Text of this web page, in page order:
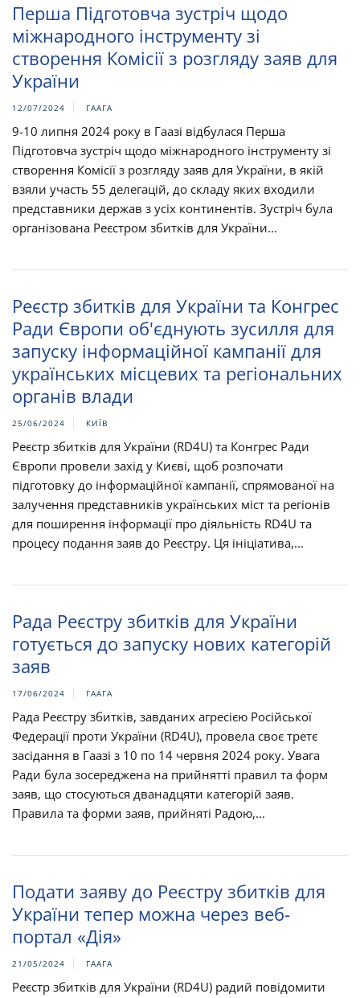
Перша Підготовча зустріч щодо
міжнародного інструменту зі
створення Комісії з розгляду заяв для
України
12/07/2024 ГААГА
9-10 липня 2024 року в Гаазі відбулася Перша
Підготовча зустріч щодо міжнародного інструменту зі
створення Комісії з розгляду заяв для України, в якій
взяли участь 55 делегацій, до складу яких входили
представники держав з усіх континентів. Зустріч була
організована Реєстром збитків для України...
Реєстр збитків для України та Конгрес
Ради Європи об'єднують зусилля для
запуску інформаційної кампанії для
українських місцевих та регіональних
органів влади
25/06/2024 КИЇВ
Реєстр збитків для України (RD4U) та Конгрес Ради
Європи провели захід у Києві, щоб розпочати
підготовку до інформаційної кампанії, спрямованої на
залучення представників українських міст та регіонів
для поширення інформації про діяльність RD4U та
процесу подання заяв до Реєстру. Ця ініціатива,...
Рада Реєстру збитків для України
готується до запуску нових категорій
заяв
17/06/2024 ГААГА
Рада Реєстру збитків, завданих агресією Російської
Федерації проти України (RD4U), провела своє третє
засідання в Гаазі з 10 по 14 червня 2024 року. Увага
Ради була зосереджена на прийнятті правил та форм
заяв, що стосуються дванадцяти категорій заяв.
Правила та форми заяв, прийняті Радою,...
Подати заяву до Реєстру збитків для
України тепер можна через веб-
портал «Дія»
21/05/2024 ГААГА
Реєстр збитків для України (RD4U) радий повідомити